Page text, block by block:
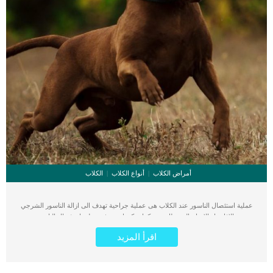
أمراض الكلاب أنواع الكلاب الكلاب
عملية استئصال الناسور عند الكلاب هى عملية جراحية تهدف الى ازالة الناسور الشرجي
نتيجة الافات او الاورام السرطانية. كما يمكن ان تهدف عملية استئصال الناسور عند
الكلاب الى ازالة الانسجة التالفة. الناسور التالف او المصاب بأورام او عدوى يمكن ان يؤثر
على فتحة الشرج ويسبب لها مضاعفات كبيرة. تتضمن المضاعفات الخاصة بتلف ناسور
الشرج عند الكلاب هى انسداد فتحة الشرج وظهور الالتهابات وصعوبة عملية التغوط.
اقرأ المزيد